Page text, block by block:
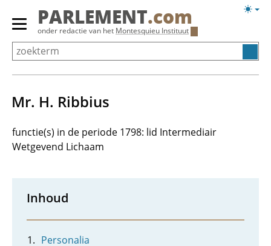
Overslaan
Primair
menu
tonen/verbergen
PARLEMENT.com
onder redactie van het Montesquieu Instituut
Mr. H. Ribbius
functie(s) in de periode 1798: lid Intermediair
Wetgevend Lichaam
Inhoud
Personalia